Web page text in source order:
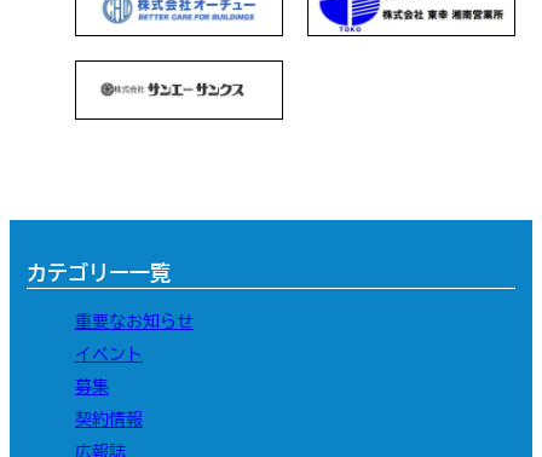
カテゴリー一覧
重要なお知らせ
イベント
募集
契約情報
広報誌